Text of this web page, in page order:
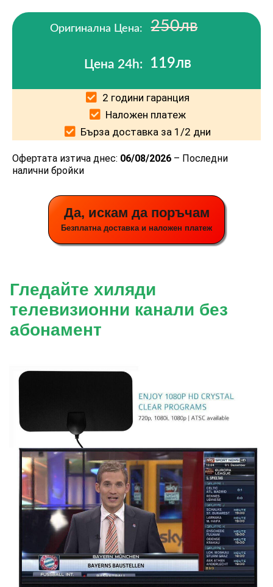
Оригинална Цена: 250лв
Цена 24h: 119лв
2 години гаранция
Наложен платеж
Бърза доставка за 1/2 дни
Офертата изтича днес: 06/08/2026 – Последни
налични бройки
Да, искам да поръчам
Безплатна доставка и наложен платеж
Гледайте хиляди
телевизионни канали без
абонамент